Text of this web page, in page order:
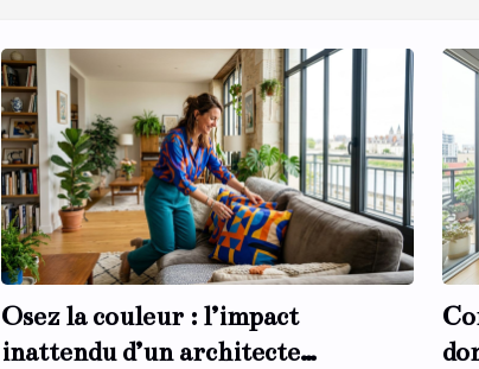
Osez la couleur : l’impact
inattendu d’un architecte